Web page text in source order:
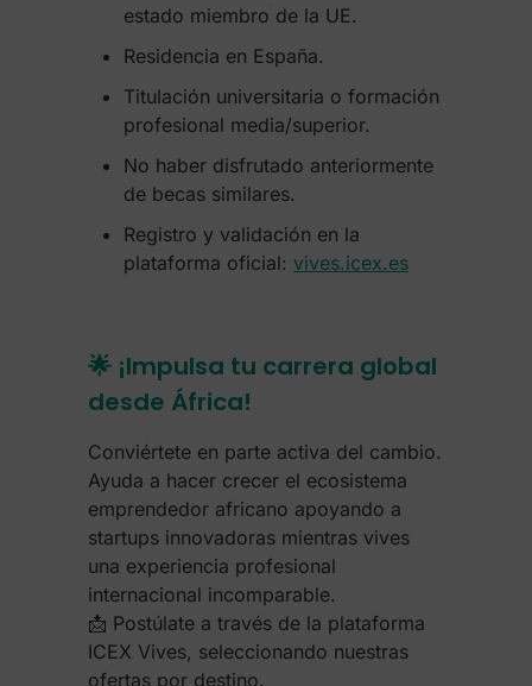
estado miembro de la UE.
Residencia en España.
Titulación universitaria o formación
profesional media/superior.
No haber disfrutado anteriormente
de becas similares.
Registro y validación en la
plataforma oficial: vives.icex.es
🌟 ¡Impulsa tu carrera global
desde África!
Conviértete en parte activa del cambio.
Ayuda a hacer crecer el ecosistema
emprendedor africano apoyando a
startups innovadoras mientras vives
una experiencia profesional
internacional incomparable.
📩 Postúlate a través de la plataforma
ICEX Vives, seleccionando nuestras
ofertas por destino.